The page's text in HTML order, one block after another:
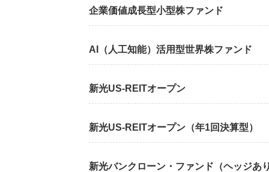
企業価値成長型小型株ファンド
AI（人工知能）活用型世界株ファンド
新光US-REITオープン
新光US-REITオープン（年1回決算型）
新光バンクローン・ファンド（ヘッジあ